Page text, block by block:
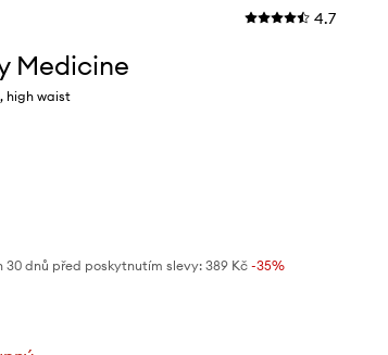
4.7
Medicine
high waist
30 dnů před poskytnutím slevy: 389 Kč -35%